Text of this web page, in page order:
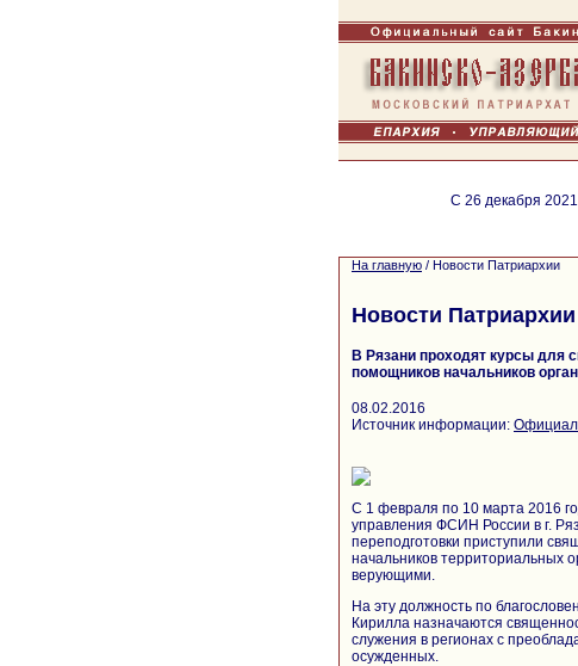
С 26 декабря
На главную / Новости Патриархии
Новости Патриархии
В Рязани проходят курсы для
помощников начальников
08.02.2016
Источник информации:
C 1 февраля по 10 марта 2016
управления ФСИН России в г.
переподготовки приступили
начальников территориальных
верующими.
На эту должность по
Кирилла назначаются
служения в регионах с
осужденных.